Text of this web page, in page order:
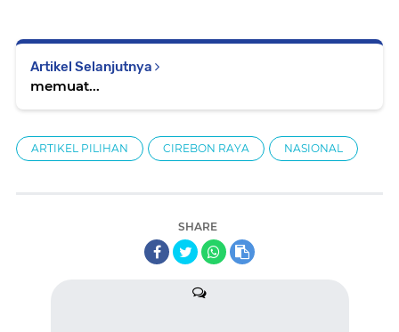
Artikel Selanjutnya
memuat...
ARTIKEL PILIHAN CIREBON RAYA NASIONAL
SHARE